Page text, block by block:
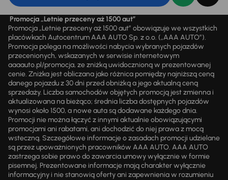
Promocja „Letnie przeceny aż 1500 aut”
Promocja „Letnie przeceny aż 1500 aut” obowiązuje we wszystkich
placówkach Autocentrum AAA AUTO Sp. z o.o. („AAA AUTO”).
Promocja polega na możliwości nabycia wybranych pojazdów
przecenionych, wskazanych w serwisie internetowym
aaaauto.pl/promocja, ze zniżką uwidocznioną w prezentowanej
cenie. Zniżka jest obliczana jako różnica pomiędzy najniższą ceną
danego pojazdu z 30 dni przed obniżką a jego aktualną ceną
sprzedaży. Liczba samochodów objętych promocją jest zmienna i
aktualizowana na bieżąco; średnia liczba dostępnych pojazdów
wynosi około 1500, a nowe auta są dodawane każdego dnia.
Promocji nie można łączyć z innymi aktualnie obowiązującymi
promocjami ani rabatami, ani dochodzić do niej prawa z mocą
wsteczną. Szczegółowe informacje o zasadach promocji udzielane
są przez upoważnionych pracowników AAA AUTO. AAA AUTO
zastrzega sobie prawo do zawarcia umowy wyłącznie w formie
pisemnej. Prezentowane informacje mają charakter wyłącznie
informacyjny i nie stanowią oferty ani zapewnienia w rozumieniu